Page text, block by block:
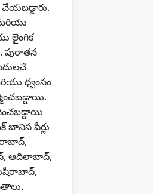
మరియు
లైంగిక
పురాతన
ధ్వంసం
పేర్లు
ఆదిలాబాద్,